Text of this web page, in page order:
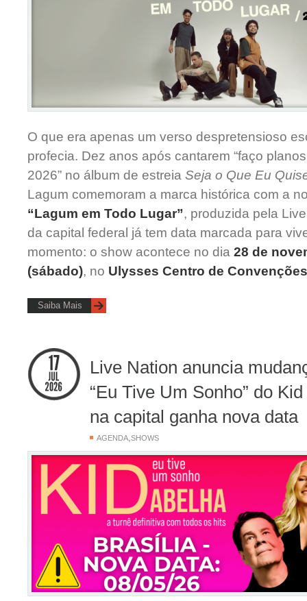
O que era apenas um verso despretensioso
profecia. Dez anos após cantarem “faço
2026” no álbum de estreia Seja o Que Eu
Lagum comemoram a marca histórica com a
“Lagum em Todo Lugar”, produzida pela
da capital federal já tem data marcada para
momento: o show acontece no dia 28 de
(sábado), no Ulysses Centro de Convenções
Saiba Mais
Live Nation anuncia
“Eu Tive Um Sonho” do
na capital ganha nova data
AGENDA SHOWS